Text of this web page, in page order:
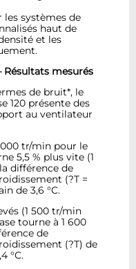
les systèmes de
haut de
et les
mesurés
de bruit*, le
120 présente des
au ventilateur
tr/min pour le
5,5 % plus vite (1
différence de
(?T =
de 3,6 °C.
(1 500 tr/min
tourne à 1 600
de
(?T) de
°C.